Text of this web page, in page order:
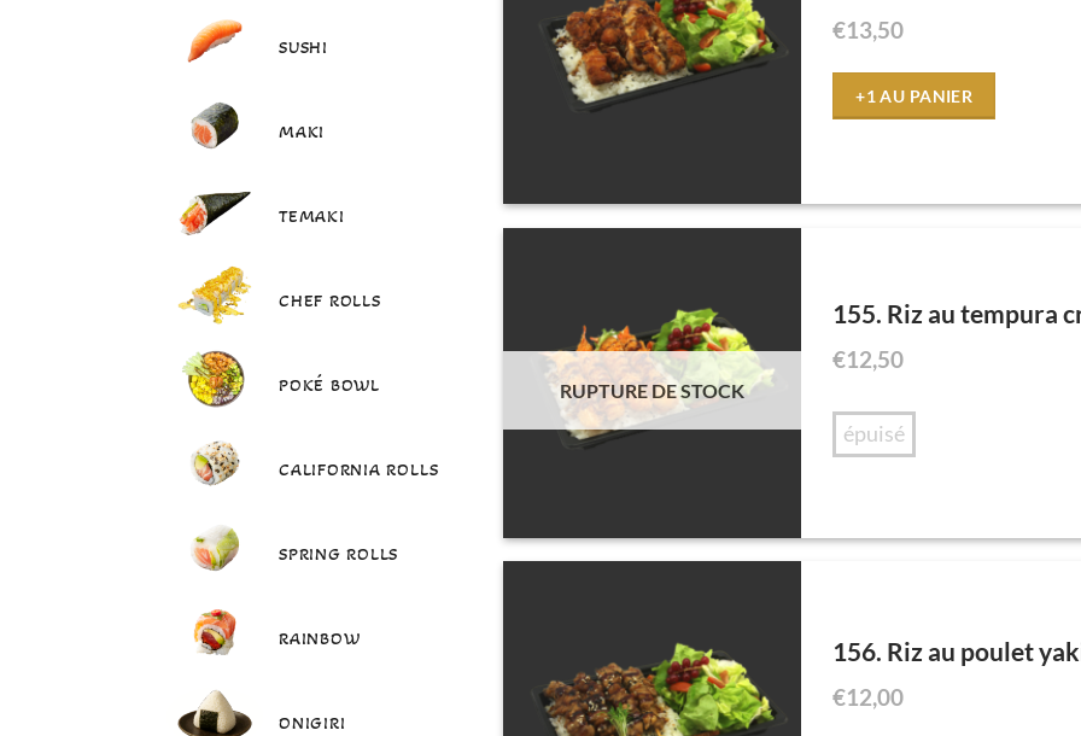
SUSHI
MAKI
TEMAKI
CHEF ROLLS
POKÉ BOWL
CALIFORNIA ROLLS
SPRING ROLLS
RAINBOW
ONIGIRI
€13,50
+1 AU PANIER
RUPTURE DE STOCK
155. Riz au tempura
€12,50
épuisé
156. Riz au poulet
€12,00